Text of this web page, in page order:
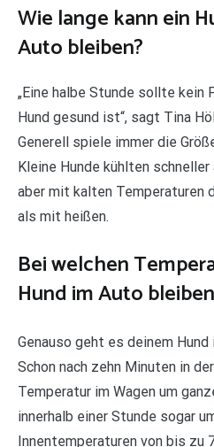
Wie lange kann ein
Auto bleiben?
„Eine halbe Stunde sollte kein
Hund gesund ist“, sagt Tina
Generell spiele immer die
Kleine Hunde kühlten
aber mit kalten Temperaturen
als mit heißen.
Bei welchen
Hund im Auto
Genauso geht es deinem
Schon nach zehn Minuten in
Temperatur im Wagen um
innerhalb einer Stunde sogar
Innentemperaturen von bis zu